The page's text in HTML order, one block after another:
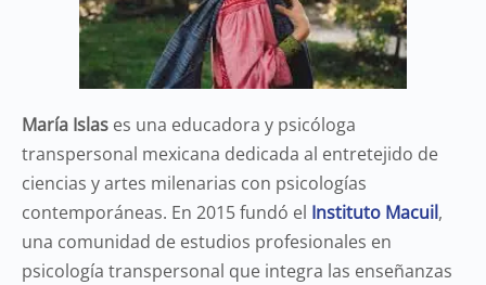
María Islas es una educadora y psicóloga
transpersonal mexicana dedicada al entretejido de
ciencias y artes milenarias con psicologías
contemporáneas. En 2015 fundó el Instituto Macuil,
una comunidad de estudios profesionales en
psicología transpersonal que integra las enseñanzas